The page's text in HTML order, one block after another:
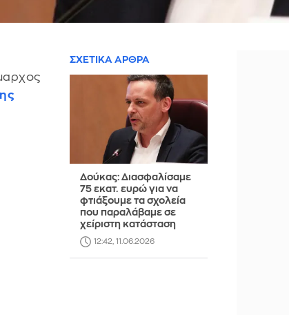
ΣΧΕΤΙΚΑ ΑΡΘΡΑ
Δούκας: Διασφαλίσαμε
75 εκατ. ευρώ για να
φτιάξουμε τα σχολεία
που παραλάβαμε σε
χείριστη κατάσταση
12:42, 11.06.2026